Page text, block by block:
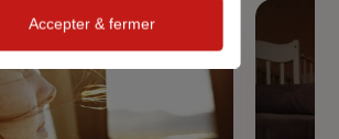
Accepter & fermer